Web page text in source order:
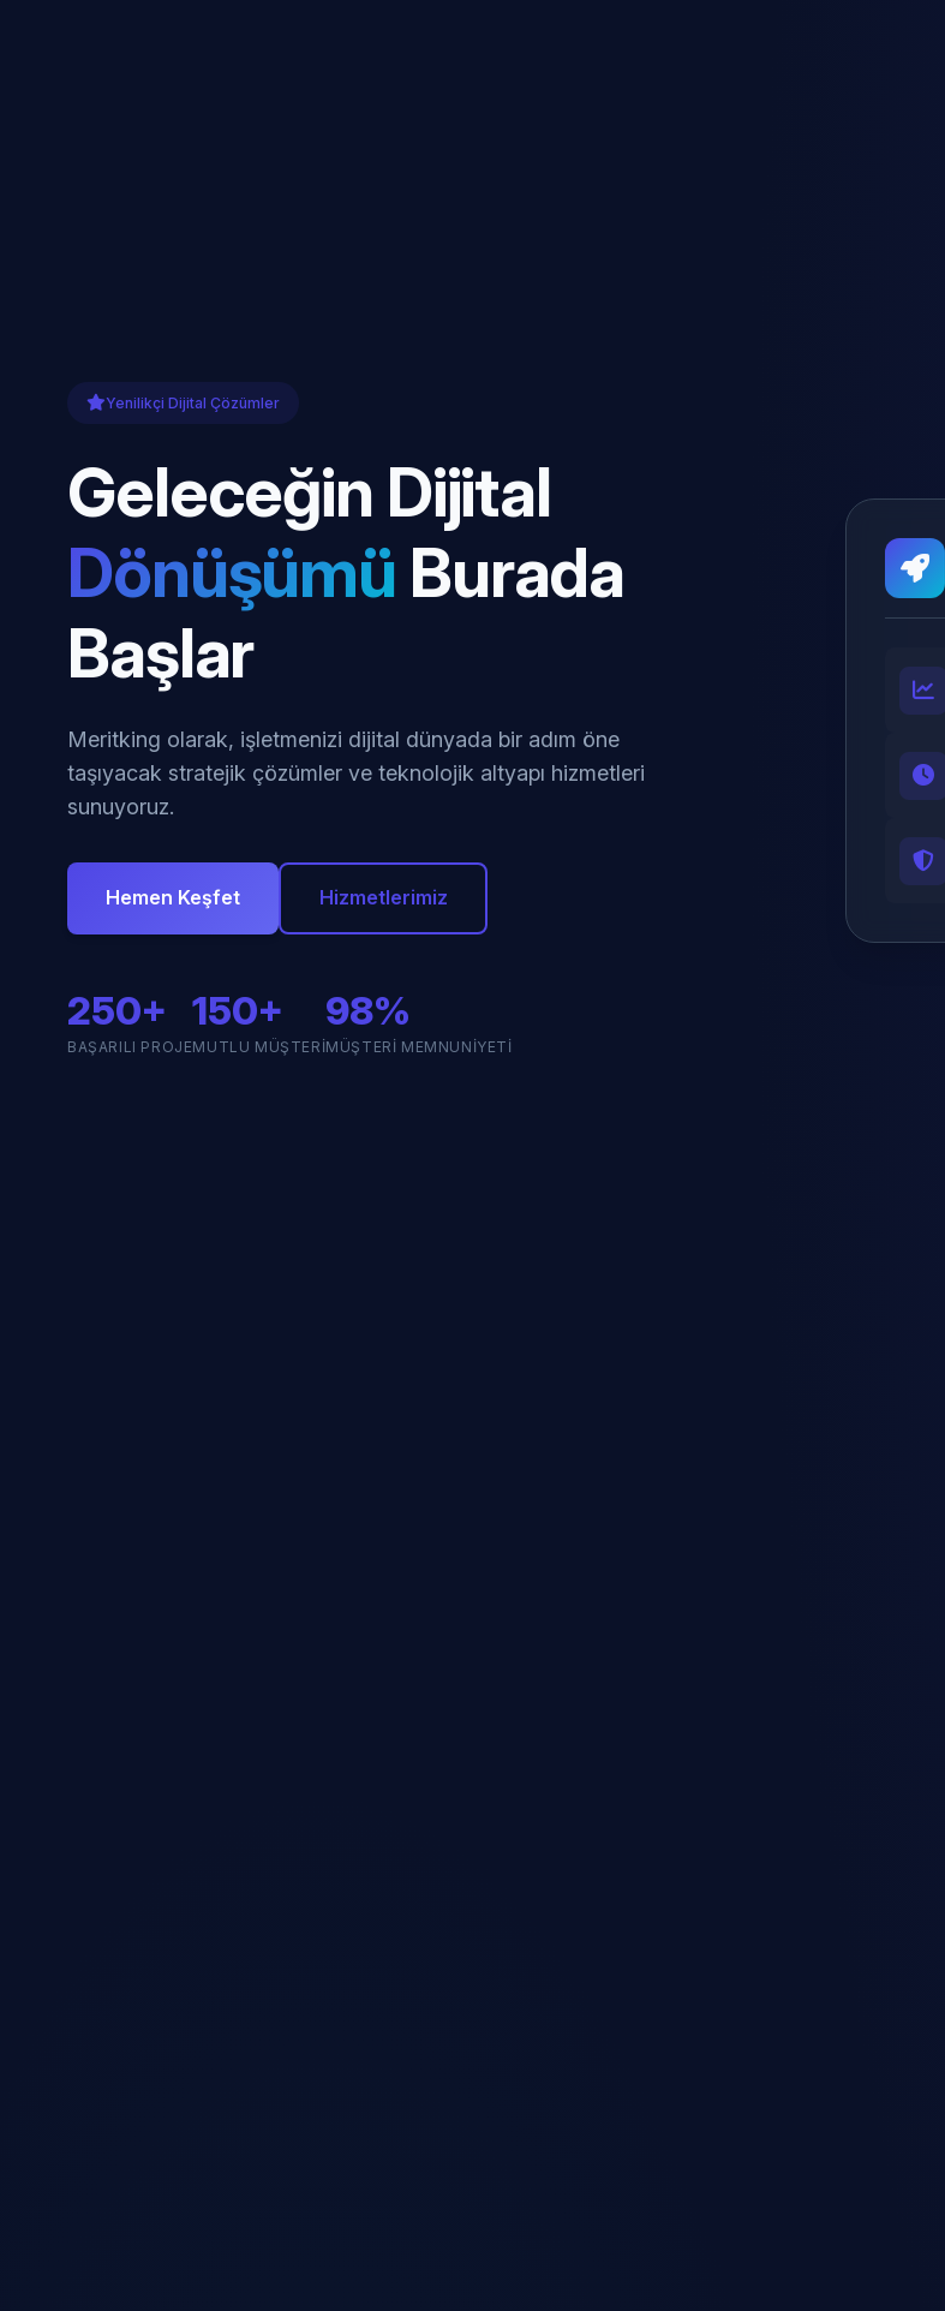
Yenilikçi Dijital Çözümler
Geleceğin Dijital
Dönüşümü Burada
Başlar
Meritking olarak, işletmenizi dijital dünyada bir adım öne
taşıyacak stratejik çözümler ve teknolojik altyapı hizmetleri
sunuyoruz.
Hemen Keşfet Hizmetlerimiz
250+
BAŞARILI PROJE
150+
MUTLU MÜŞTERI
98%
MÜŞTERI MEMNUNIYETI